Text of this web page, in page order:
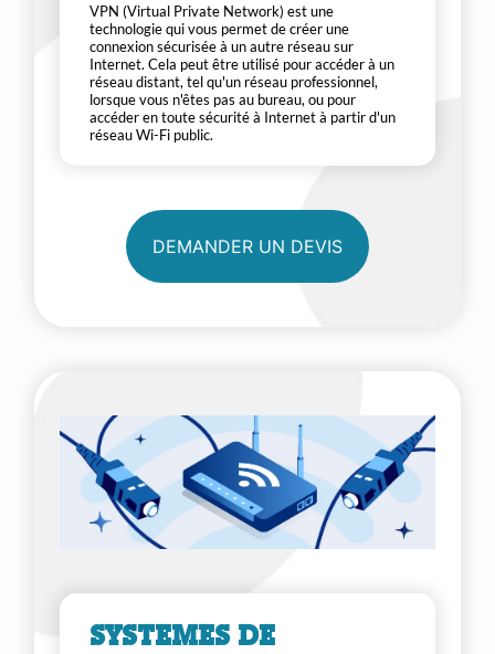
VPN (Virtual Private Network) est une
technologie qui vous permet de créer une
connexion sécurisée à un autre réseau sur
Internet. Cela peut être utilisé pour accéder à un
réseau distant, tel qu'un réseau professionnel,
lorsque vous n'êtes pas au bureau, ou pour
accéder en toute sécurité à Internet à partir d'un
réseau Wi-Fi public.
DEMANDER UN DEVIS
SYSTEMES DE